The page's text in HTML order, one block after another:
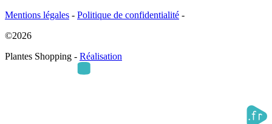
Mentions légales - Politique de confidentialité -
©2026
Plantes Shopping - Réalisation